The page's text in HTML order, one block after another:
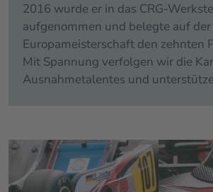
2016 wurde er in das CRG-
aufgenommen und belegte auf der
Europameisterschaft den zehnten
Mit Spannung verfolgen wir die
Ausnahmetalentes und